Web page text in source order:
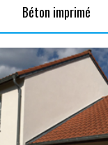
Béton imprimé